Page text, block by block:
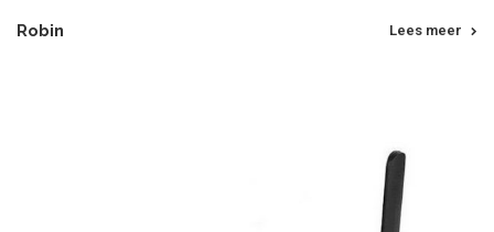
Robin Lees meer